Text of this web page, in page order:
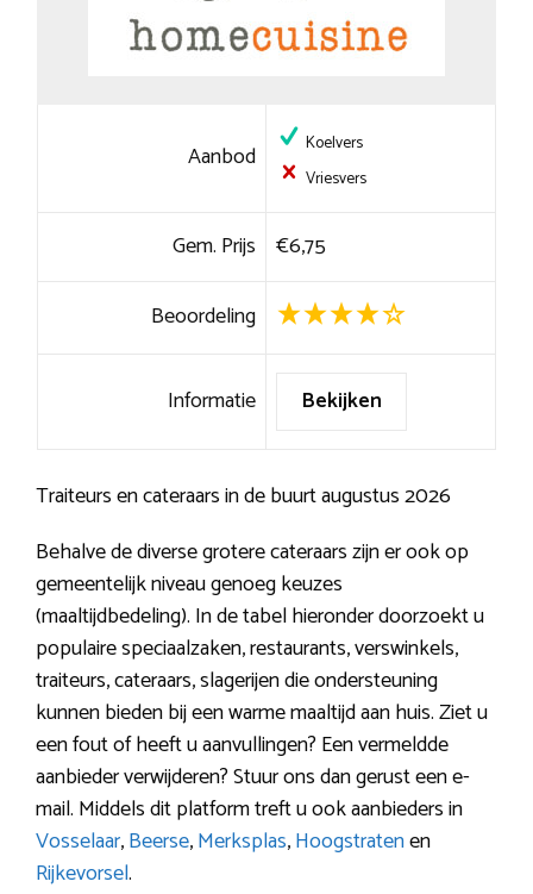
Aanbod
Koelvers
Vriesvers
Gem. Prijs €6,75
Beoordeling
Informatie Bekijken
Traiteurs en cateraars in de buurt augustus 2026
Behalve de diverse grotere cateraars zijn er ook op
gemeentelijk niveau genoeg keuzes
(maaltijdbedeling). In de tabel hieronder doorzoekt u
populaire speciaalzaken, restaurants, verswinkels,
traiteurs, cateraars, slagerijen die ondersteuning
kunnen bieden bij een warme maaltijd aan huis. Ziet u
een fout of heeft u aanvullingen? Een vermeldde
aanbieder verwijderen? Stuur ons dan gerust een e-
mail. Middels dit platform treft u ook aanbieders in
Vosselaar,Beerse,Merksplas,Hoogstratenen
Rijkevorsel.